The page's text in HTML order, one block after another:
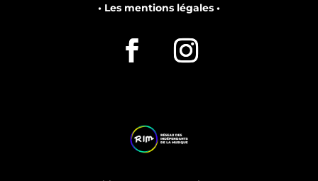
• Les mentions légales •